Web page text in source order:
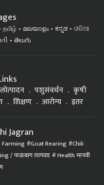
தமிழ் മലയാളം ಕನ್ನಡ
ଓଡିଆ
తెలుగు
पशुसंवर्धन
कृषी
शिक्षण आरोग्य इतर
Jagran
Farming Goat Rearing Chili
/ फळबाग लागवड Health मानवी